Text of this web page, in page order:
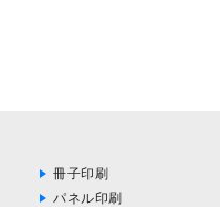
冊子印刷
パネル印刷